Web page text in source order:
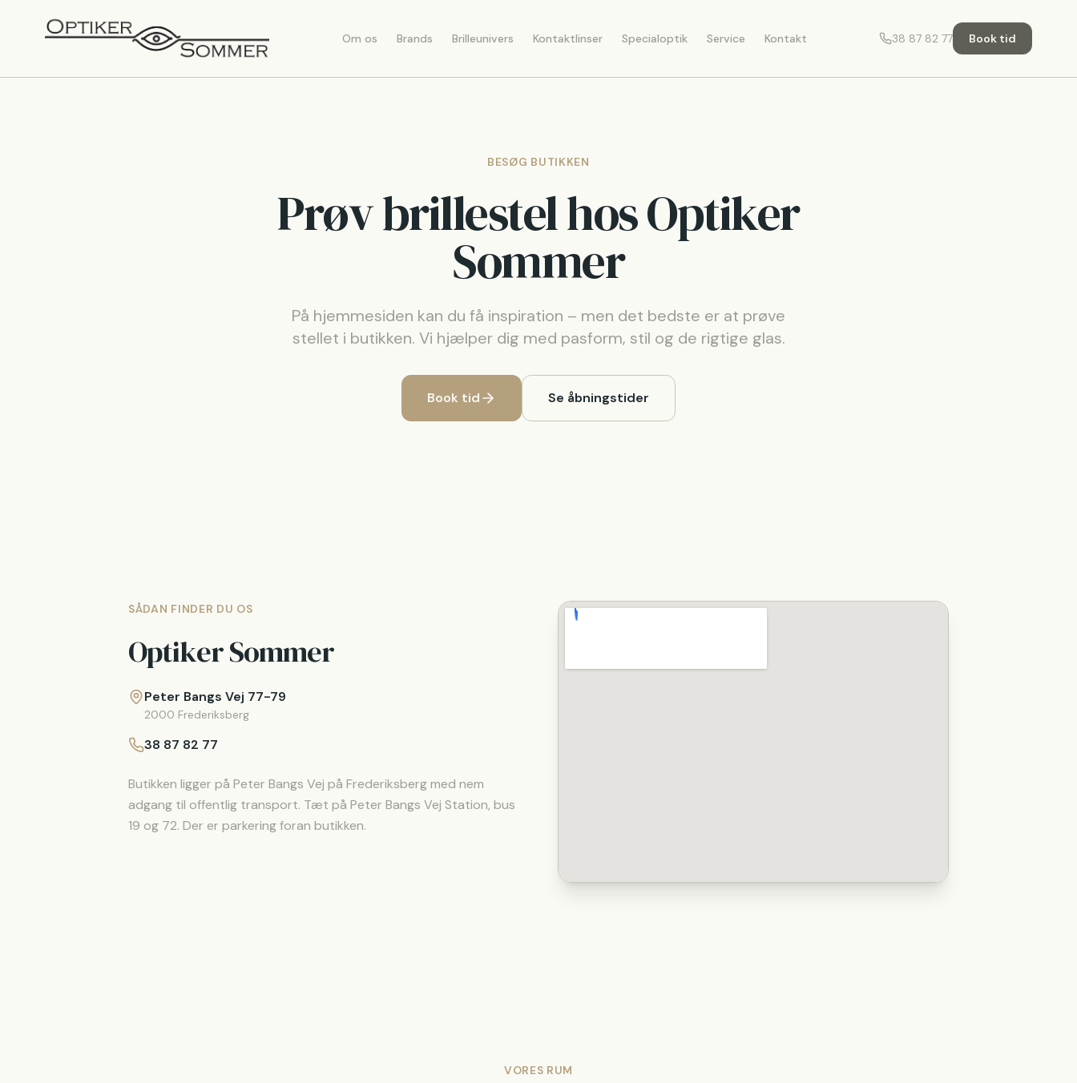
Om os Brands Brilleunivers Kontaktlinser Specialoptik Service Kontakt 38 87 82 77 Book tid
BESØG BUTIKKEN
Prøv brillestel hos Optiker
Sommer
På hjemmesiden kan du få inspiration – men det bedste er at prøve
stellet i butikken. Vi hjælper dig med pasform, stil og de rigtige glas.
Book tid Se åbningstider
SÅDAN FINDER DU OS
Optiker Sommer
Peter Bangs Vej 77-79
2000 Frederiksberg
38 87 82 77
Butikken ligger på Peter Bangs Vej på Frederiksberg med nem
adgang til offentlig transport. Tæt på Peter Bangs Vej Station, bus
19 og 72. Der er parkering foran butikken.
VORES RUM